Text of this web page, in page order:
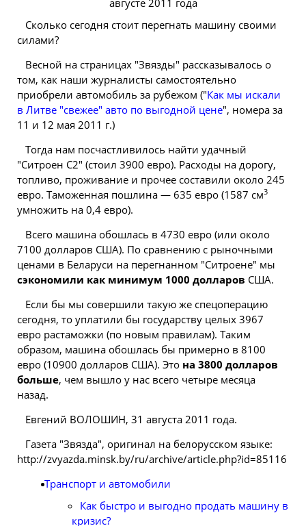
Сколько сегодня стоит перегнать машину своими
силами?
Весной на страницах "Звязды" рассказывалось о
том, как наши журналисты самостоятельно
приобрели автомобиль за рубежом ("Как мы искали
в Литве "свежее" авто по выгодной цене", номера за
11 и 12 мая 2011 г.)
Тогда нам посчастливилось найти удачный
"Ситроен С2" (стоил 3900 евро). Расходы на дорогу,
топливо, проживание и прочее составили около 245
евро. Таможенная пошлина — 635 евро (1587 см3
умножить на 0,4 евро).
Всего машина обошлась в 4730 евро (или около
7100 долларов США). По сравнению с рыночными
ценами в Беларуси на перегнанном "Ситроене" мы
сэкономили как минимум 1000 долларов США.
Если бы мы совершили такую же спецоперацию
сегодня, то уплатили бы государству целых 3967
евро растаможки (по новым правилам). Таким
образом, машина обошлась бы примерно в 8100
евро (10900 долларов США). Это на 3800 долларов
больше, чем вышло у нас всего четыре месяца
назад.
Евгений ВОЛОШИН, 31 августа 2011 года.
Газета "Звязда", оригинал на белорусском языке:
http://zvyazda.minsk.by/ru/archive/article.php?id=85116
Транспорт и автомобили
Как быстро и выгодно продать машину в
кризис?